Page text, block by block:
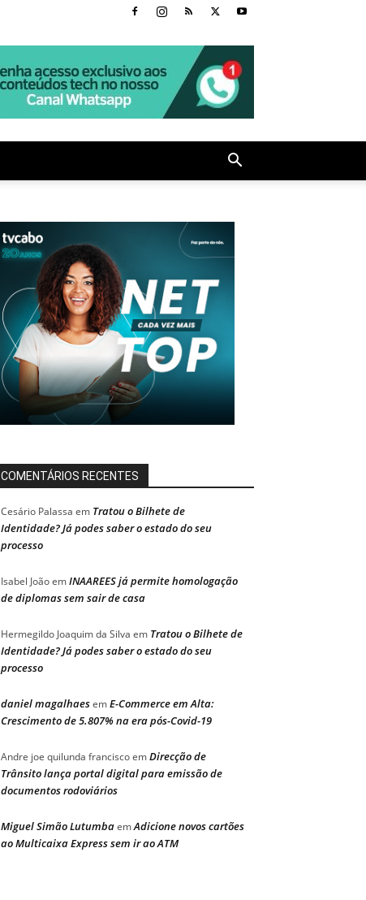
COMENTÁRIOS RECENTES
Cesário Palassa em Tratou o Bilhete de
Identidade? Já podes saber o estado do seu
processo
Isabel JoãoemINAAREES já permite homologação
de diplomas sem sair de casa
Hermegildo Joaquim da Silva em Tratou o Bilhete de
Identidade? Já podes saber o estado do seu
processo
daniel magalhaesemE-Commerce em Alta:
Crescimento de 5.807% na era pós-Covid-19
Andre joe quilunda franciscoemDirecção de
Trânsito lança portal digital para emissão de
documentos rodoviários
Miguel Simão LutumbaemAdicione novos cartões
ao Multicaixa Express sem ir ao ATM